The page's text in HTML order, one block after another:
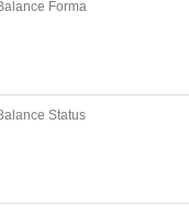
Forma
Status